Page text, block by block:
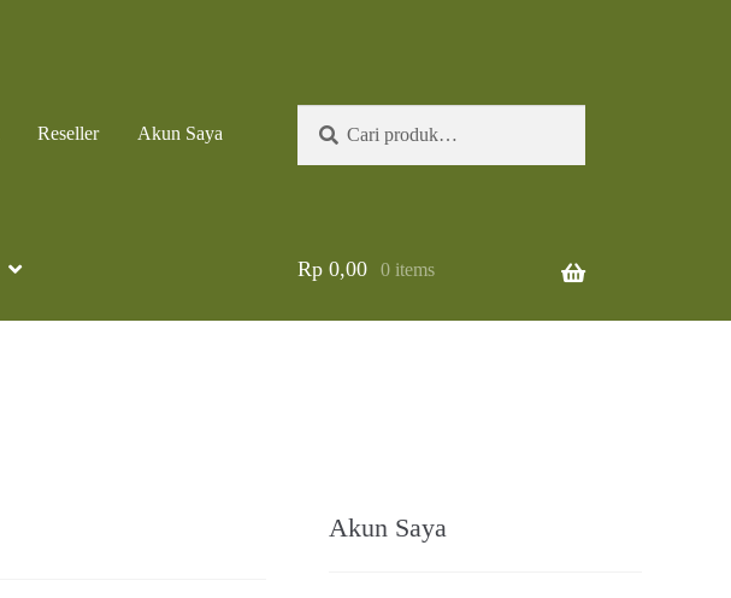
Reseller Akun Saya
untuk:
Rp0,00 0 items
Akun Saya